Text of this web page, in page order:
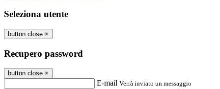
Seleziona utente
button close ×
Recupero password
button close ×
E-mail Verrà inviato un messaggio